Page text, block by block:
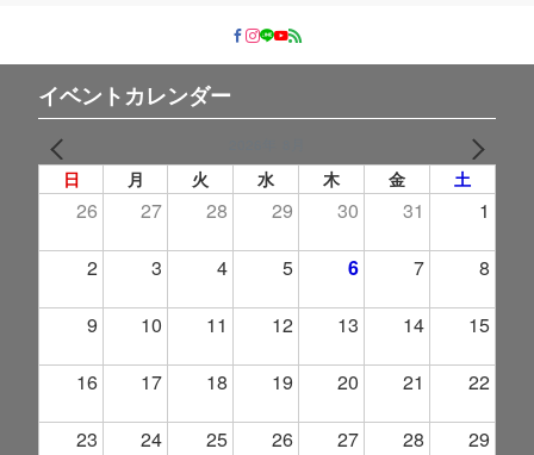
イベントカレンダー
日 月 火 水 木 金 土
26 27 28 29 30 31 1
2 3 4 5 6 7 8
9 10 11 12 13 14 15
16 17 18 19 20 21 22
23 24 25 26 27 28 29